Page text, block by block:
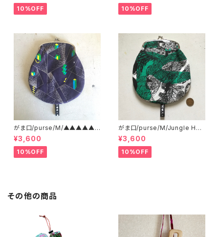
10%OFF 10%OFF
がま口/purse/M/▲▲▲▲▲?
▲▲▲ AB
¥3,600
10%OFF
がま口/purse/M/Jungle Her
e
¥3,600
10%OFF
その他の商品